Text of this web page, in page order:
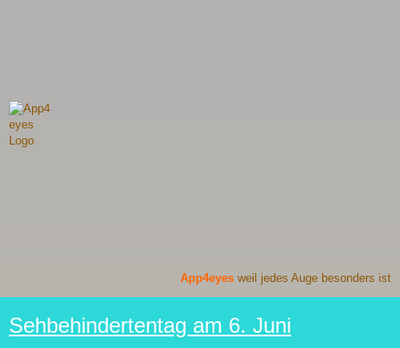
App4eyes weil jedes Auge besonders ist
Sehbehindertentag am 6. Juni